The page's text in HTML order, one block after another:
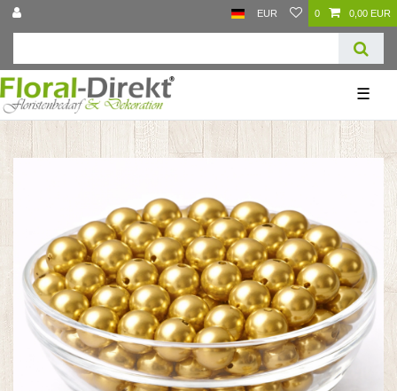
EUR 0 0,00 EUR
☰